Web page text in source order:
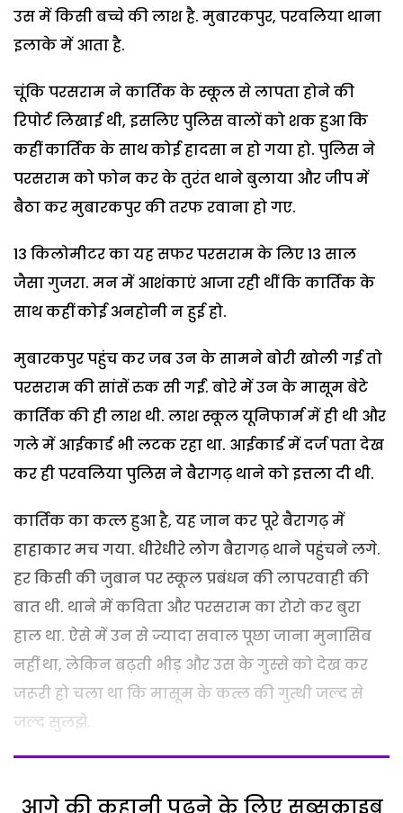
उस में किसी बच्चे की लाश है. मुबारकपुर, परवलिया थाना
इलाके में आता है.
चूंकि परसराम ने कार्तिक के स्कूल से लापता होने की
रिपोर्ट लिखाई थी, इसलिए पुलिस वालों को शक हुआ कि
कहीं कार्तिक के साथ कोई हादसा न हो गया हो. पुलिस ने
परसराम को फोन कर के तुरंत थाने बुलाया और जीप में
बैठा कर मुबारकपुर की तरफ रवाना हो गए.
13 किलोमीटर का यह सफर परसराम के लिए 13 साल
जैसा गुजरा. मन में आशंकाएं आजा रही थीं कि कार्तिक के
साथ कहीं कोई अनहोनी न हुई हो.
मुबारकपुर पहुंच कर जब उन के सामने बोरी खोली गई तो
परसराम की सांसें रुक सी गईं. बोरे में उन के मासूम बेटे
कार्तिक की ही लाश थी. लाश स्कूल यूनिफार्म में ही थी और
गले में आईकार्ड भी लटक रहा था. आईकार्ड में दर्ज पता देख
कर ही परवलिया पुलिस ने बैरागढ़ थाने को इत्तला दी थी.
कार्तिक का कत्ल हुआ है, यह जान कर पूरे बैरागढ़ में
हाहाकार मच गया. धीरेधीरे लोग बैरागढ़ थाने पहुंचने लगे.
हर किसी की जुबान पर स्कूल प्रबंधन की लापरवाही की
बात थी. थाने में कविता और परसराम का रोरो कर बुरा
हाल था. ऐसे में उन से ज्यादा सवाल पूछा जाना मुनासिब
नहीं था, लेकिन बढ़ती भीड़ और उस के गुस्से को देख कर
जरूरी हो चला था कि मासूम के कत्ल की गुत्थी जल्द से
जल्द सुलझे.
आगे की कहानी पढ़ने के लिए सब्सक्राइब